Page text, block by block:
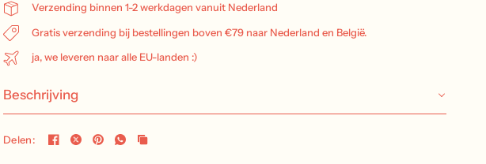
Verzending binnen 1-2 werkdagen vanuit Nederland
Gratis verzending bij bestellingen boven €79 naar Nederland en België.
ja, we leveren naar alle EU-landen :)
Beschrijving
Delen: